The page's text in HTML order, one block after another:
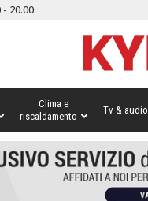
20.00
Clima e
riscaldamento
Tv & audio